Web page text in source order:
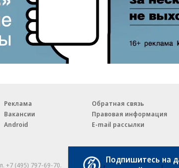
Реклама
Вакансии
Android
Обратная связь
Правовая информация
E-mail рассылки
+7 (495) 797-69-70. Партнерские проекты/
Подпишитесь на